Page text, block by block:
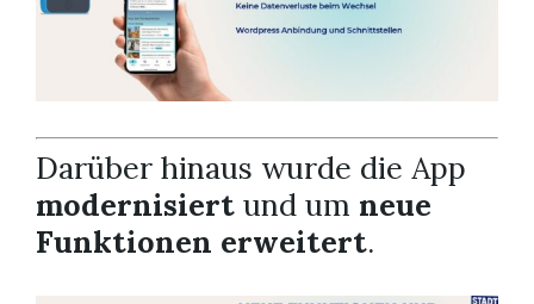
Darüber hinaus wurde die App
modernisiert und um neue
Funktionen erweitert.